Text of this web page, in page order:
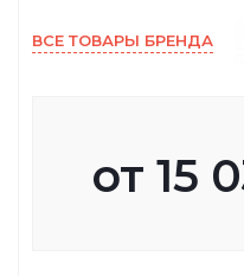
ВСЕ ТОВАРЫ БРЕНДА
от 15